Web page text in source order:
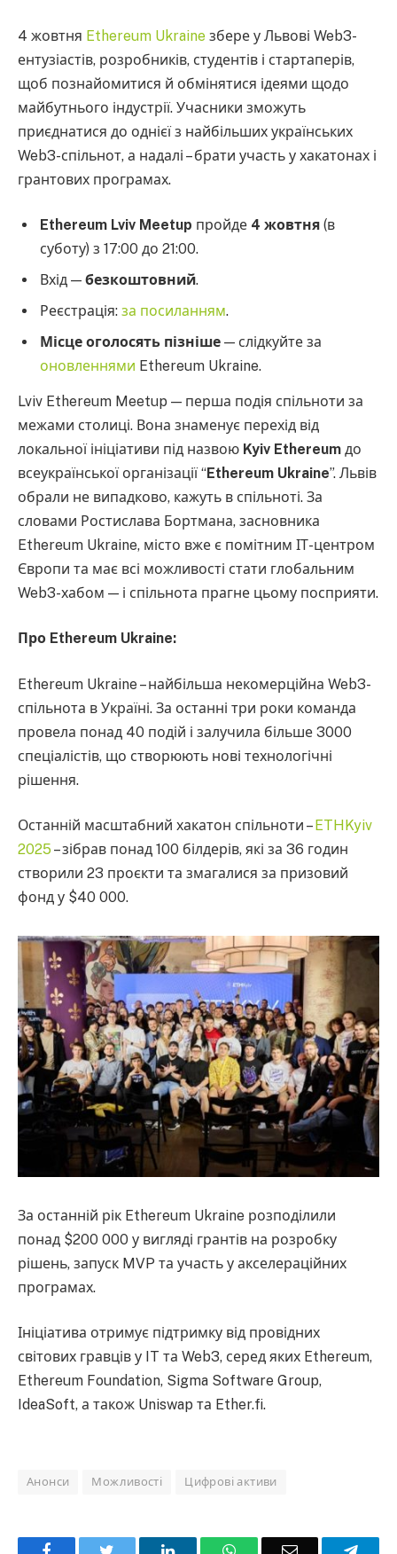
4 жовтня Ethereum Ukraine збере у Львові Web3-
ентузіастів, розробників, студентів і стартаперів,
щоб познайомитися й обмінятися ідеями щодо
майбутнього індустрії. Учасники зможуть
приєднатися до однієї з найбільших українських
Web3-спільнот, а надалі – брати участь у хакатонах і
грантових програмах.
Ethereum Lviv Meetup пройде 4 жовтня (в
суботу) з 17:00 до 21:00.
Вхід —безкоштовний.
Реєстрація:за посиланням.
Місце оголосять пізніше — слідкуйте за
оновленнями Ethereum Ukraine.
Lviv Ethereum Meetup — перша подія спільноти за
межами столиці. Вона знаменує перехід від
локальної ініціативи під назвою Kyiv Ethereum до
всеукраїнської організації “Ethereum Ukraine”. Львів
обрали не випадково, кажуть в спільноті. За
словами Ростислава Бортмана, засновника
Ethereum Ukraine, місто вже є помітним ІТ-центром
Європи та має всі можливості стати глобальним
Web3-хабом — і спільнота прагне цьому посприяти.
Про Ethereum Ukraine:
Ethereum Ukraine – найбільша некомерційна Web3-
спільнота в Україні. За останні три роки команда
провела понад 40 подій і залучила більше 3000
спеціалістів, що створюють нові технологічні
рішення.
Останній масштабний хакатон спільноти – ETHKyiv
2025 – зібрав понад 100 білдерів, які за 36 годин
створили 23 проєкти та змагалися за призовий
фонд у $40 000.
За останній рік Ethereum Ukraine розподілили
понад $200 000 у вигляді грантів на розробку
рішень, запуск MVP та участь у акселераційних
програмах.
Ініціатива отримує підтримку від провідних
світових гравців у IT та Web3, серед яких Ethereum,
Ethereum Foundation, Sigma Software Group,
IdeaSoft, а також Uniswap та Ether.fi.
Анонси Можливості Цифрові активи
Facebook LinkedInWhatsAppEmail